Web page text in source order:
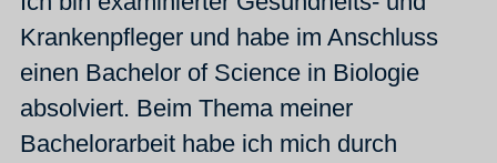
Krankenpfleger und habe im Anschluss
einen Bachelor of Science in Biologie
absolviert. Beim Thema meiner
Bachelorarbeit habe ich mich durch